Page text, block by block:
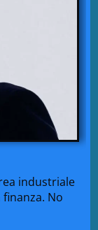
industriale
No